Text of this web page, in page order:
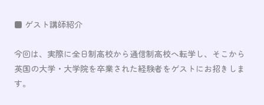
■ ゲスト講師紹介
今回は、実際に全日制高校から通信制高校へ転学し、そこから
英国の大学・大学院を卒業された経験者をゲストにお招きしま
す。